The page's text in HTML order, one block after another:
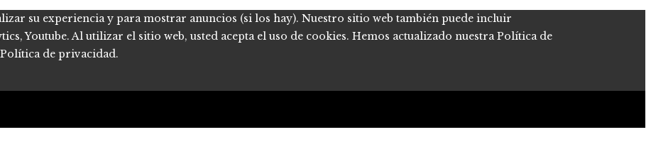
su experiencia y para mostrar anuncios (si los hay). Nuestro sitio web también puede incluir
Youtube. Al utilizar el sitio web, usted acepta el uso de cookies. Hemos actualizado nuestra Política de
de privacidad.